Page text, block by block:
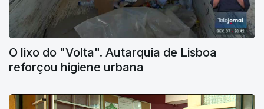
O lixo do "Volta". Autarquia de Lisboa
reforçou higiene urbana